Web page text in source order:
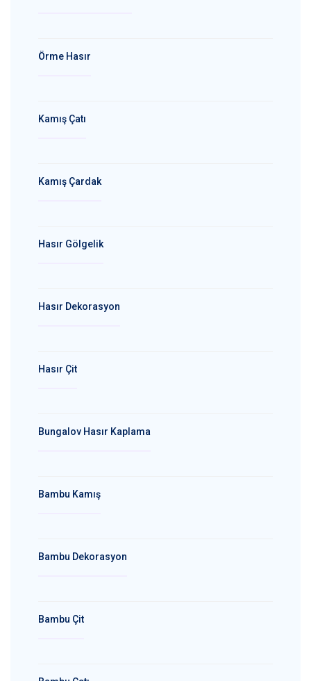
Örme Hasır
Kamış Çatı
Kamış Çardak
Hasır Gölgelik
Hasır Dekorasyon
Hasır Çit
Bungalov Hasır Kaplama
Bambu Kamış
Bambu Dekorasyon
Bambu Çit